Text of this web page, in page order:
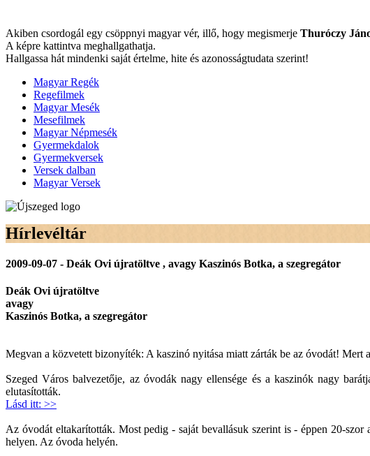
Akiben csordogál egy csöppnyi magyar vér, illő, hogy megismerje Thuróczy
A képre kattintva meghallgathatja.
Hallgassa hát mindenki saját értelme, hite és azonosságtudata szerint!
Magyar Regék
Regefilmek
Magyar Mesék
Mesefilmek
Magyar Népmesék
Gyermekdalok
Gyermekversek
Versek dalban
Magyar Versek
Hírlevéltár
2009-09-07 - Deák Ovi újratöltve , avagy Kaszinós Botka, a szegregátor
Deák Ovi újratöltve
avagy
Kaszinós Botka, a szegregátor
Megvan a közvetett bizonyíték: A kaszinó nyitása miatt zárták be az óvodát!
Szeged Város balvezetője, az óvodák nagy ellensége és a kaszinók nagy
elutasították.
Lásd itt: >>
Az óvodát eltakarították. Most pedig - saját bevallásuk szerint is - éppen 20-
helyen. Az óvoda helyén.